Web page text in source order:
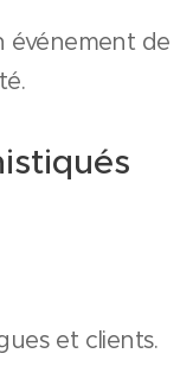
événement de
et clients.